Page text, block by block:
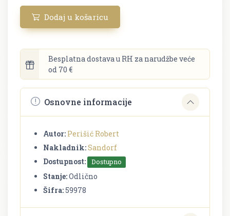
Dodaj u košaricu
Besplatna dostava u RH za narudžbe veće
od 70 €
Osnovne informacije
Autor: Perišić Robert
Nakladnik:Sandorf
Dostupnost:
Dostupno
Stanje:Odlično
Šifra:59978